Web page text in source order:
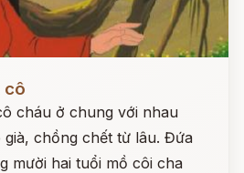
cô
cháu ở chung với nhau
già, chồng chết từ lâu. Đứa
mười hai tuổi mồ côi cha